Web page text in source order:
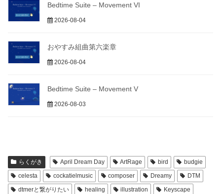
Bedtime Suite – Movement VI
2026-08-04
おやすみ組曲第六楽章
2026-08-04
Bedtime Suite – Movement V
2026-08-03
らくがき April Dream Day ArtRage bird
budgie
celesta
cockatielmusic composer Dreamy
DTM
dtmerと繋がりたい
healing illustration
Keyscape